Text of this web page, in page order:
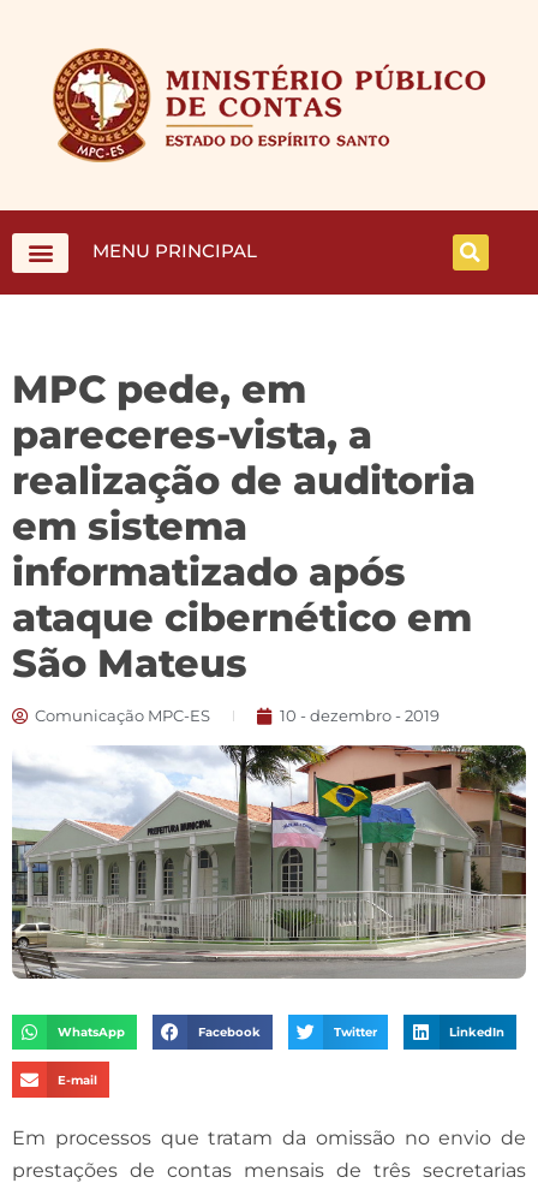
MENU PRINCIPAL
MPC pede, em
pareceres-vista, a
realização de auditoria
em sistema
informatizado após
ataque cibernético em
São Mateus
Comunicação MPC-ES 10 - dezembro - 2019
WhatsApp Facebook Twitter LinkedIn
E-mail
Em processos que tratam da omissão no envio de
prestações de contas mensais de três secretarias